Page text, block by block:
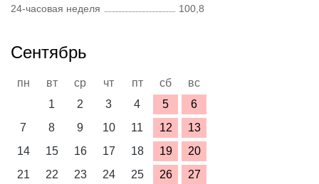
24-часовая неделя
100,8
Сентябрь
пн вт ср чт пт сб
вс
1
2 3 4 5
6
7
8 9 10 11 12
13
14
15 16 17 18 19
20
21
22 23 24 25 26
27